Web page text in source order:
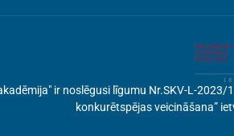
ir noslēgusi līgumu Nr.SKV-L-
konkurētspējas veicināšana”